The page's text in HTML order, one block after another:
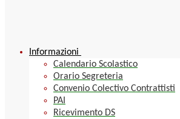
Informazioni
Calendario Scolastico
Orario Segreteria
Convenio Colectivo Contrattisti
PAI
Ricevimento DS